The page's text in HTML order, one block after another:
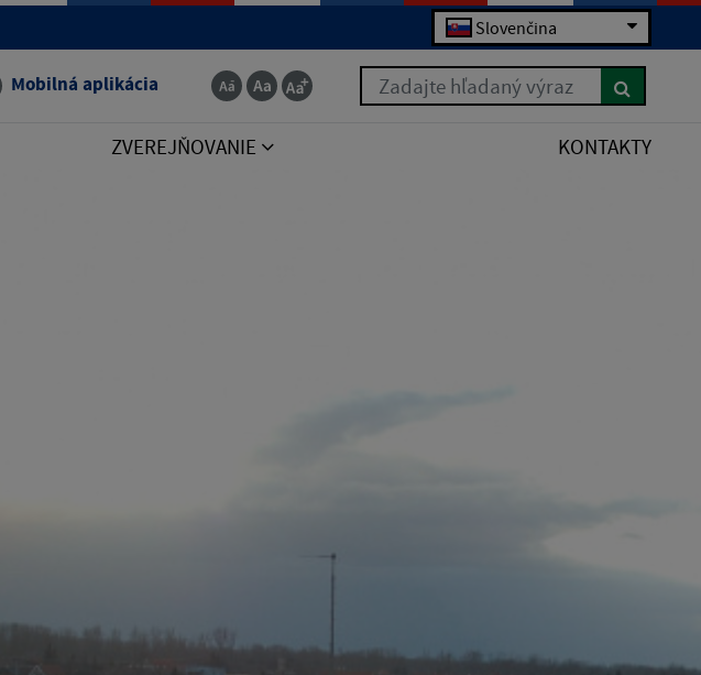
Slovenčina
Mobilná aplikácia Zadajte hľadaný výraz
ZVEREJŇOVANIE KONTAKTY